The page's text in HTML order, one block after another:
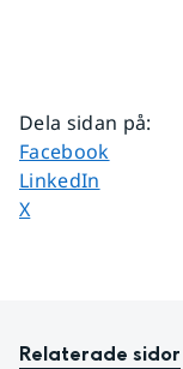
Dela sidan på:
Dela sidan på
Facebook
Dela sidan på
LinkedIn
Dela sidan på
X
Relaterade sidor